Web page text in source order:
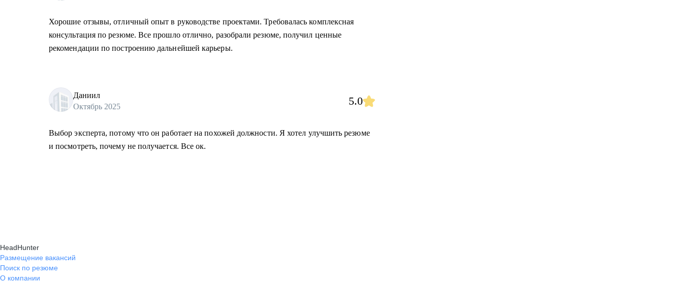
Хорошие отзывы, отличный опыт в руководстве проектами. Требовалась комплексная
консультация по резюме. Все прошло отлично, разобрали резюме, получил ценные
рекомендации по построению дальнейшей карьеры.
Даниил
Октябрь 2025
5.0
Выбор эксперта, потому что он работает на похожей должности. Я хотел улучшить резюме
и посмотреть, почему не получается. Все ок.
HeadHunter
Размещение вакансий
Поиск по резюме
О компании